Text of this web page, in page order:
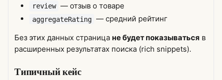
review — отзыв о товаре
aggregateRating — средний рейтинг
Без этих данных страница не будет показываться в
расширенных результатах поиска (rich snippets).
Типичный кейс